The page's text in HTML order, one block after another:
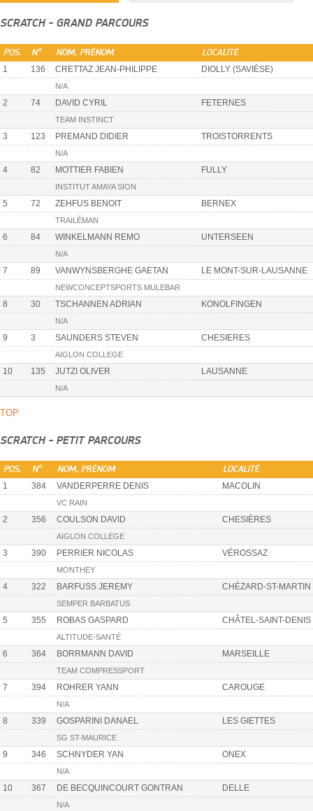
SCRATCH - GRAND PARCOURS
POS. N° NOM, PRÉNOM LOCALITÉ
1 136 CRETTAZ JEAN-PHILIPPE DIOLLY (SAVIÈSE)
N/A
2 74 DAVID CYRIL FETERNES
TEAM INSTINCT
3 123 PREMAND DIDIER TROISTORRENTS
N/A
4 82 MOTTIER FABIEN FULLY
INSTITUT AMAYA SION
5 72 ZEHFUS BENOIT BERNEX
TRAILÉMAN
6 84 WINKELMANN REMO UNTERSEEN
N/A
7 89 VANWYNSBERGHE GAETAN LE MONT-SUR-LAUSANNE
NEWCONCEPTSPORTS MULEBAR
8 30 TSCHANNEN ADRIAN KONOLFINGEN
N/A
9 3 SAUNDERS STEVEN CHESIERES
AIGLON COLLEGE
10 135 JUTZI OLIVER LAUSANNE
N/A
TOP
SCRATCH - PETIT PARCOURS
POS. N° NOM, PRÉNOM LOCALITÉ
1 384 VANDERPERRE DENIS MACOLIN
VC RAIN
2 356 COULSON DAVID CHESIÈRES
AIGLON COLLEGE
3 390 PERRIER NICOLAS VÉROSSAZ
MONTHEY
4 322 BARFUSS JEREMY CHÉZARD-ST-MARTIN
SEMPER BARBATUS
5 355 ROBAS GASPARD CHÂTEL-SAINT-DENIS
ALTITUDE-SANTÉ
6 364 BORRMANN DAVID MARSEILLE
TEAM COMPRESSPORT
7 394 ROHRER YANN CAROUGE
N/A
8 339 GOSPARINI DANAEL LES GIETTES
SG ST-MAURICE
9 346 SCHNYDER YAN ONEX
N/A
10 367 DE BECQUINCOURT GONTRAN DELLE
N/A